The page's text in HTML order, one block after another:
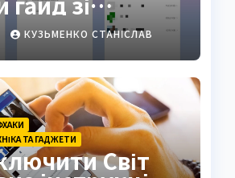
пам’яті
КУЗЬМЕНКО СТАНІСЛАВ
ТА ГАДЖЕТИ
Світ